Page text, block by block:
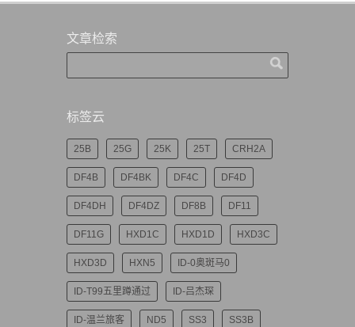
文章检索
标签云
25B 25G 25K 25T CRH2A
DF4B DF4BK DF4C DF4D
DF4DH DF4DZ DF8B DF11
DF11G HXD1C HXD1D HXD3C
HXD3D HXN5 ID-0奥斑马0
ID-T99五里蹲通过 ID-吕杰琛
ID-温兰旅客 ND5 SS3 SS3B